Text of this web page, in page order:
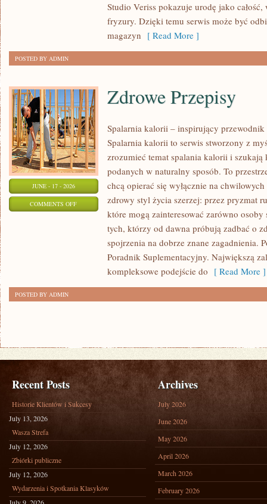
WIZAŻYSTÓWStudio Veriss pokazuje urodę jako
fryzury. Dzięki temu serwis może być
magazyn [ Read More ]
POSTED BY ADMIN
JUNE - 17 - 2026
COMMENTS OFFON
Zdrowe Przepisy
Spalarnia kalorii – inspirujący
Spalarnia kalorii to serwis stworzony z
zrozumieć temat spalania kalorii i
podanych w naturalny sposób. To
chcą opierać się wyłącznie na
zdrowy styl życia szerzej: przez pryzmat
które mogą zainteresować zarówno
tych, którzy od dawna próbują zadbać o
spojrzenia na dobrze znane zagadnienia.
Poradnik Suplementacyjny. Największą
kompleksowe podejście do [ Read More ]
POSTED BY ADMIN
Recent Posts
Historie Klientów i Sukcesy
July 13, 2026
Wasza Strefa
July 12, 2026
Zbiórki publiczne
July 12, 2026
Wydarzenia i Spotkania Klasyków
Archives
July 2026
June 2026
May 2026
April 2026
March 2026
February 2026